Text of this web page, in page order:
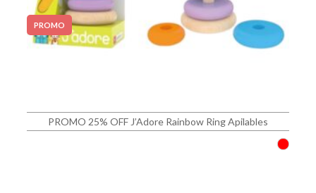
PROMO
PROMO 25% OFF J’Adore Rainbow Ring Apilables